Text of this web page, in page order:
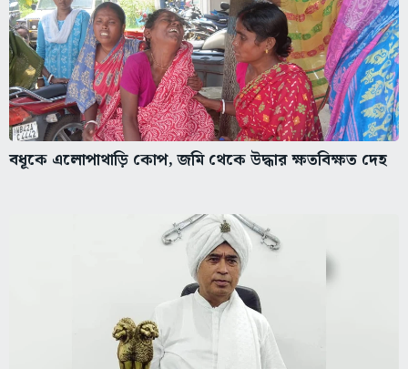
বধূকে এলোপাথাড়ি কোপ, জমি থেকে উদ্ধার ক্ষতবিক্ষত দেহ